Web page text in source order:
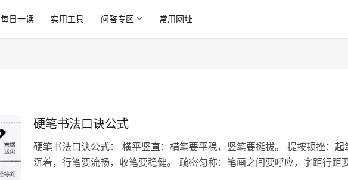
每日一读 实用工具 问答专区 常用网址
硬笔书法口诀公式
硬笔书法口诀公式： 横平竖直：横笔要平稳，竖笔要挺拔。 提按顿挫：起
沉着，行笔要流畅，收笔要稳健。 疏密匀称：笔画之间要呼应，字距行距